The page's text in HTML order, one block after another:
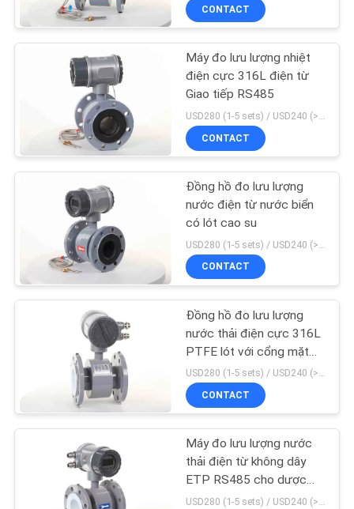
BÁO
GIÁ
TRANG
PRIVACY
POLICY
Động cơ van vùng
39
Đồng hồ nước
62
Đồng hồ đo lưu
lượng nước điện từ
CONTACT
Máy đo lưu lượng nhiệt
điện cực 316L điện từ
Giao tiếp RS485
CONTACT
Đồng hồ đo lưu lượng
nước điện từ nước biển
có lót cao su
CONTACT
Đồng hồ đo lưu lượng
nước thải điện cực 316L
PTFE lót với cổng mặt
bích
USD280 (1-5 sets) / USD240 (>5 sets) MOQ:1
CONTACT
Máy đo lưu lượng nước
thải điện từ không dây
ETP RS485 cho dược
phẩm
USD280 (1-5 sets) / USD240 (>5 sets) MOQ:1